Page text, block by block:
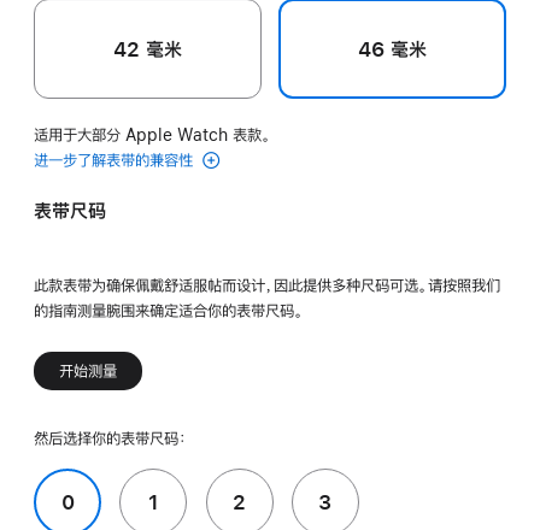
42 毫米 46 毫米
适用于大部分 Apple Watch 表款。
进一步了解表带的兼容性
表带尺码
此款表带为确保佩戴舒适服帖而设计，因此提供多种尺码可选。请按照我们
的指南测量腕围来确定适合你的表带尺码。
开始测量
然后选择你的表带尺码：
0 1 2 3